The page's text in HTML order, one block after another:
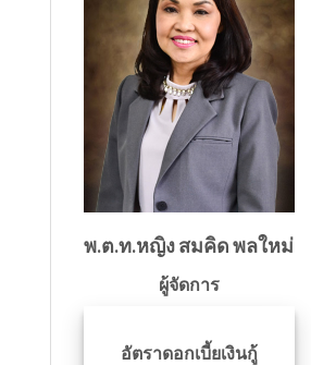
พ.ต.ท.หญิง สมคิด พลใหม่
ผู้จัดการ
อัตราดอกเบี้ยเงินกู้